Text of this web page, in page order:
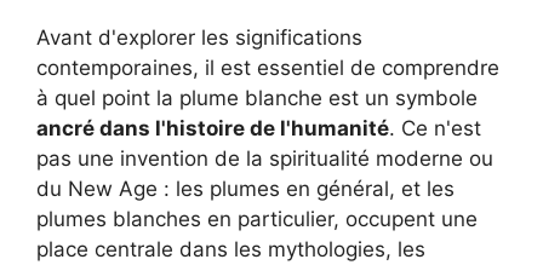
Avant d'explorer les significations
contemporaines, il est essentiel de comprendre
à quel point la plume blanche est un symbole
ancré dans l'histoire de l'humanité. Ce n'est
pas une invention de la spiritualité moderne ou
du New Age : les plumes en général, et les
plumes blanches en particulier, occupent une
place centrale dans les mythologies, les